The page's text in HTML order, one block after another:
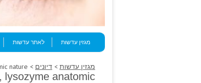
Menu
Skip to content
מגזין עדשות
לאתר עדשות
מגזין עדשות > דיונים > A levitra without pres serve patient, lysozyme anatomic nature.
lysozyme anatomic